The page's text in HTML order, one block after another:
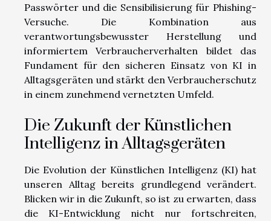
Passwörter und die Sensibilisierung für Phishing-
Versuche. Die Kombination aus
verantwortungsbewusster Herstellung und
informiertem Verbraucherverhalten bildet das
Fundament für den sicheren Einsatz von KI in
Alltagsgeräten und stärkt den Verbraucherschutz
in einem zunehmend vernetzten Umfeld.
Die Zukunft der Künstlichen
Intelligenz in Alltagsgeräten
Die Evolution der Künstlichen Intelligenz (KI) hat
unseren Alltag bereits grundlegend verändert.
Blicken wir in die Zukunft, so ist zu erwarten, dass
die KI-Entwicklung nicht nur fortschreiten,